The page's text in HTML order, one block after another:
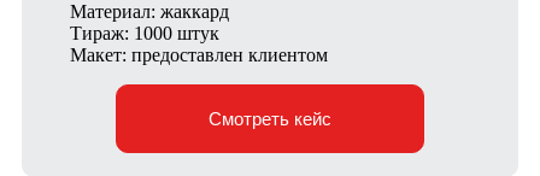
Материал: жаккард
Тираж: 1000 штук
Макет: предоставлен клиентом
Смотреть кейс